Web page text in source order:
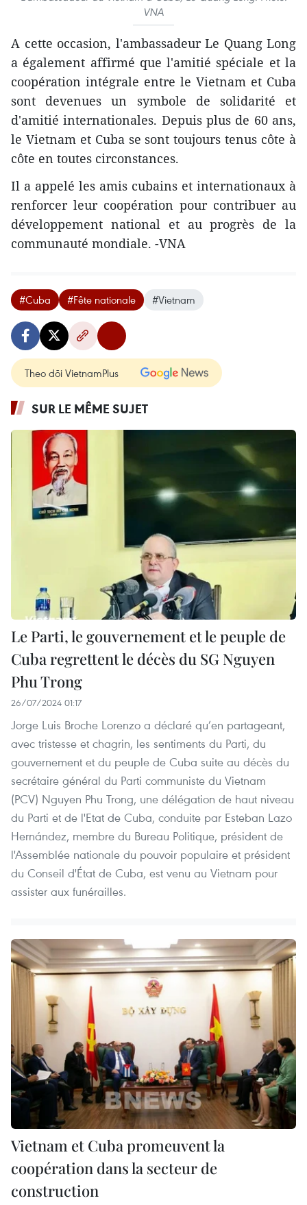
VNA
A cette occasion, l'ambassadeur Le Quang Long
a également affirmé que l'amitié spéciale et la
coopération intégrale entre le Vietnam et Cuba
sont devenues un symbole de solidarité et
d'amitié internationales. Depuis plus de 60 ans,
le Vietnam et Cuba se sont toujours tenus côte à
côte en toutes circonstances.
Il a appelé les amis cubains et internationaux à
renforcer leur coopération pour contribuer au
développement national et au progrès de la
communauté mondiale. -VNA
#Cuba #Fête nationale #Vietnam
Theo dõi VietnamPlus
SUR LE MÊME SUJET
Le Parti, le gouvernement et le peuple de
Cuba regrettent le décès du SG Nguyen
Phu Trong
26/07/2024 01:17
Jorge Luis Broche Lorenzo a déclaré qu’en partageant,
avec tristesse et chagrin, les sentiments du Parti, du
gouvernement et du peuple de Cuba suite au décès du
secrétaire général du Parti communiste du Vietnam
(PCV) Nguyen Phu Trong, une délégation de haut niveau
du Parti et de l'Etat de Cuba, conduite par Esteban Lazo
Hernández, membre du Bureau Politique, président de
l'Assemblée nationale du pouvoir populaire et président
du Conseil d'État de Cuba, est venu au Vietnam pour
assister aux funérailles.
Vietnam et Cuba promeuvent la
coopération dans la secteur de
construction